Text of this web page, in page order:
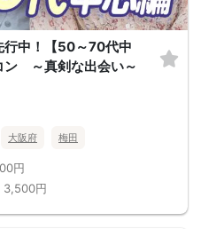
行中！【50～70代中
ン ～真剣な出会い～
大阪府 梅田
円
3,500円